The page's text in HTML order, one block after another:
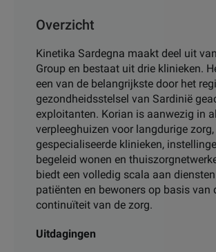
Overzicht
Kinetika Sardegna maakt deel uit
Group en bestaat uit drie klinieken.
een van de belangrijkste door het
gezondheidsstelsel van Sardinië
exploitanten. Korian is aanwezig in
verpleeghuizen voor langdurige zorg,
gespecialiseerde klinieken,
begeleid wonen en
biedt een volledig scala aan
patiënten en bewoners op basis van
continuïteit van de zorg.
Uitdagingen